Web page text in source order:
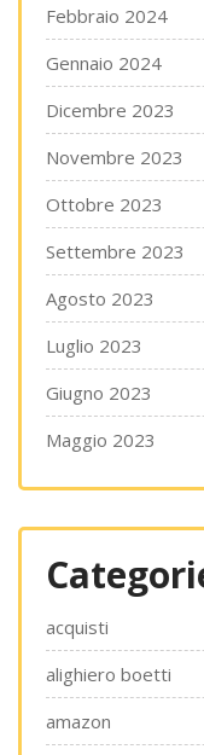
Febbraio 2024
Gennaio 2024
Dicembre 2023
Novembre 2023
Ottobre 2023
Settembre 2023
Agosto 2023
Luglio 2023
Giugno 2023
Maggio 2023
acquisti
alighiero boetti
amazon